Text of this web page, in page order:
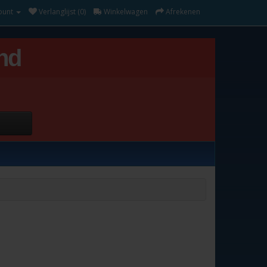
Verlanglijst (0) Winkelwagen Afrekenen